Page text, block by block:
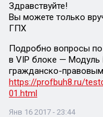
Здравствуйте!
Вы можете только
ГПХ
Подробно вопросы
в VIP блоке — Модуль
гражданско-
https://profbuh8.ru/
01.html
Янв 16 2017 - 23:44